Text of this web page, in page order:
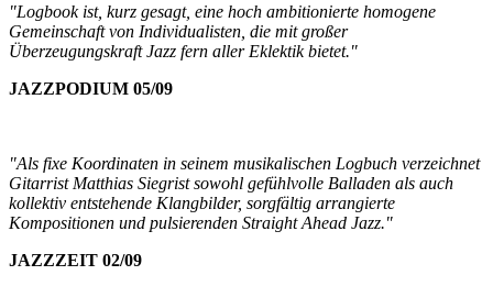
"Logbook ist, kurz gesagt, eine hoch ambitionierte homogene
Gemeinschaft von Individualisten, die mit großer
Überzeugungskraft Jazz fern aller Eklektik bietet."
JAZZPODIUM 05/09
"Als fixe Koordinaten in seinem musikalischen Logbuch verzeichnet
Gitarrist Matthias Siegrist sowohl gefühlvolle Balladen als auch
kollektiv entstehende Klangbilder, sorgfältig arrangierte
Kompositionen und pulsierenden Straight Ahead Jazz."
JAZZZEIT 02/09